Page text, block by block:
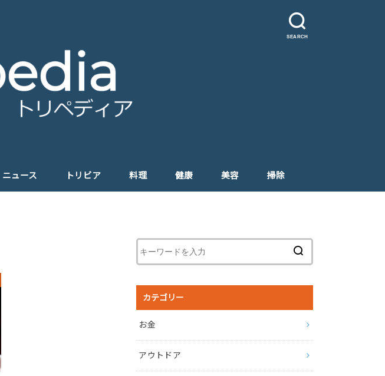
SEARCH
ニュース トリビア 料理 健康 美容 掃除
カテゴリー
お金
アウトドア